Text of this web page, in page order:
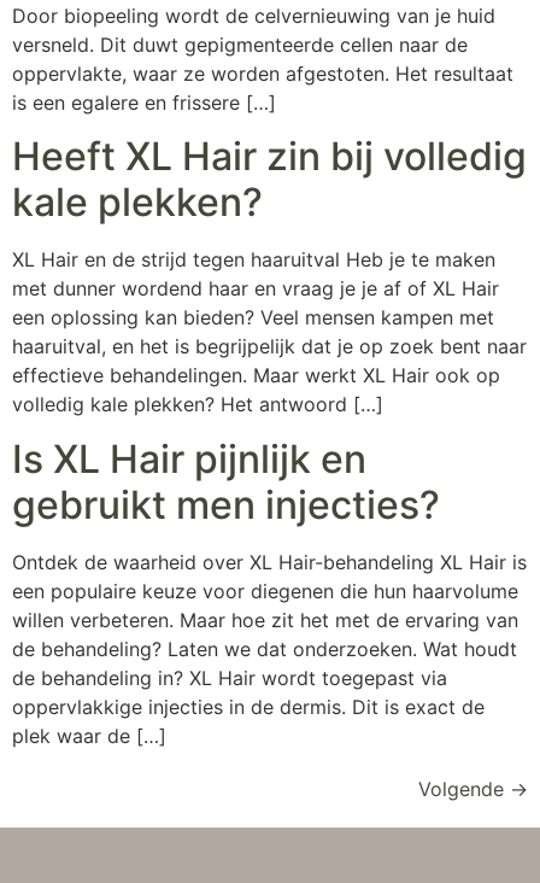
Door biopeeling wordt de celvernieuwing van je huid
versneld. Dit duwt gepigmenteerde cellen naar de
oppervlakte, waar ze worden afgestoten. Het resultaat
is een egalere en frissere […]
Heeft XL Hair zin bij volledig
kale plekken?
XL Hair en de strijd tegen haaruitval Heb je te maken
met dunner wordend haar en vraag je je af of XL Hair
een oplossing kan bieden? Veel mensen kampen met
haaruitval, en het is begrijpelijk dat je op zoek bent naar
effectieve behandelingen. Maar werkt XL Hair ook op
volledig kale plekken? Het antwoord […]
Is XL Hair pijnlijk en
gebruikt men injecties?
Ontdek de waarheid over XL Hair-behandeling XL Hair is
een populaire keuze voor diegenen die hun haarvolume
willen verbeteren. Maar hoe zit het met de ervaring van
de behandeling? Laten we dat onderzoeken. Wat houdt
de behandeling in? XL Hair wordt toegepast via
oppervlakkige injecties in de dermis. Dit is exact de
plek waar de […]
Volgende →